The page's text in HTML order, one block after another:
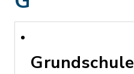
Grundschule